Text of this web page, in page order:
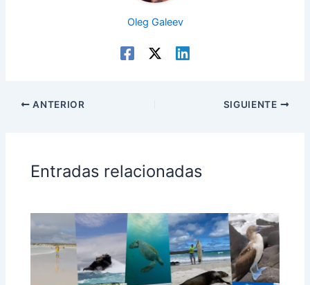
Oleg Galeev
ANTERIOR SIGUIENTE
Entradas relacionadas